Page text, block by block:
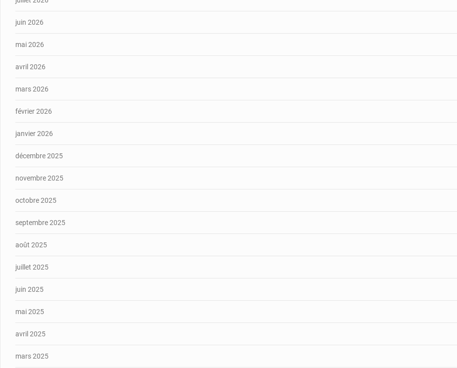
juin 2026
mai 2026
avril 2026
mars 2026
février 2026
janvier 2026
décembre 2025
novembre 2025
octobre 2025
septembre 2025
août 2025
juillet 2025
juin 2025
mai 2025
avril 2025
mars 2025